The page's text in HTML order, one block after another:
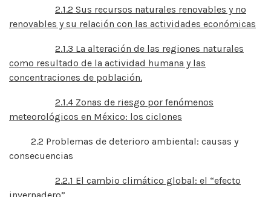
2.1.2 Sus recursos naturales renovables y no
renovables y su relación con las actividades económicas
2.1.3 La alteración de las regiones naturales
como resultado de la actividad humana y las
concentraciones de población.
2.1.4 Zonas de riesgo por fenómenos
meteorológicos en México: los ciclones
2.2 Problemas de deterioro ambiental: causas y
consecuencias
2.2.1 El cambio climático global: el “efecto